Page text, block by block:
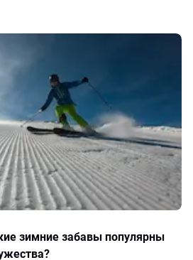
зимние забавы популярны